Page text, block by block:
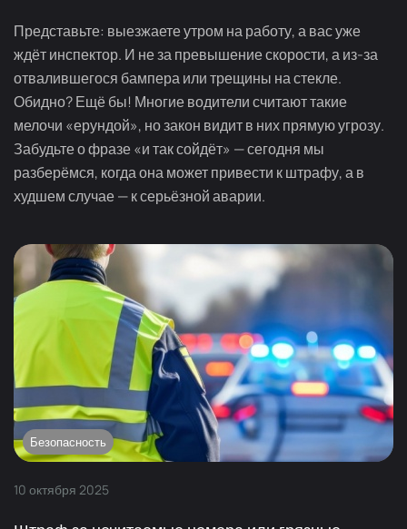
Представьте: выезжаете утром на работу, а вас уже
ждёт инспектор. И не за превышение скорости, а из-за
отвалившегося бампера или трещины на стекле.
Обидно? Ещё бы! Многие водители считают такие
мелочи «ерундой», но закон видит в них прямую угрозу.
Забудьте о фразе «и так сойдёт» — сегодня мы
разберёмся, когда она может привести к штрафу, а в
худшем случае — к серьёзной аварии.
Безопасность
10 октября 2025